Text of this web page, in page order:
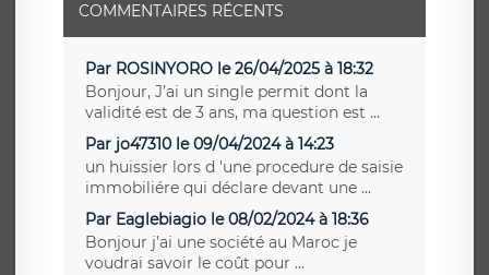
COMMENTAIRES RÉCENTS
Par ROSINYORO le 26/04/2025 à 18:32
Bonjour, J’ai un single permit dont la
validité est de 3 ans, ma question est ...
Par jo47310 le 09/04/2024 à 14:23
un huissier lors d 'une procedure de saisie
immobiliére qui déclare devant une ...
Par Eaglebiagio le 08/02/2024 à 18:36
Bonjour j’ai une société au Maroc je
voudrai savoir le coût pour ...